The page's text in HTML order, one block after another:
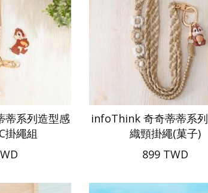
系列造型感
掛繩組
infoThink 奇奇蒂蒂系
織頸掛繩(菓子)
899 TWD